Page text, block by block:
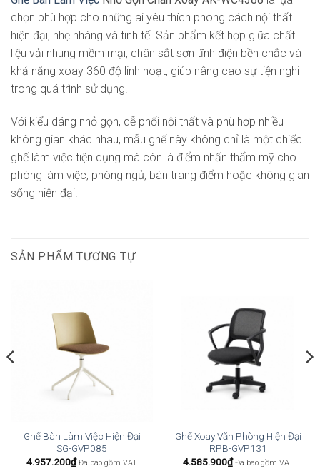
chọn phù hợp cho những ai yêu thích phong cách nội thất
hiện đại, nhẹ nhàng và tinh tế. Sản phẩm kết hợp giữa chất
liệu vải nhung mềm mại, chân sắt sơn tĩnh điện bền chắc và
khả năng xoay 360 độ linh hoạt, giúp nâng cao sự tiện nghi
trong quá trình sử dụng.
Với kiểu dáng nhỏ gọn, dễ phối nội thất và phù hợp nhiều
không gian khác nhau, mẫu ghế này không chỉ là một chiếc
ghế làm việc tiện dụng mà còn là điểm nhấn thẩm mỹ cho
phòng làm việc, phòng ngủ, bàn trang điểm hoặc không gian
sống hiện đại.
SẢN PHẨM TƯƠNG TỰ
Ghế Bàn Làm Việc Hiện Đại
SG-GVP085
4.957.200₫ Đã bao gồm VAT
Ghế Xoay Văn Phòng Hiện Đại
RPB-GVP131
4.585.900₫ Đã bao gồm VAT